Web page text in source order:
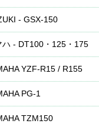
- GSX-150
ハ - DT100・125・175
YZF-R15 / R155
PG-1
TZM150